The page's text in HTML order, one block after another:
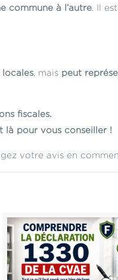
commune à l’autre . Il
locales , mais peut
fiscales.
là pour vous conseiller !
votre avis en